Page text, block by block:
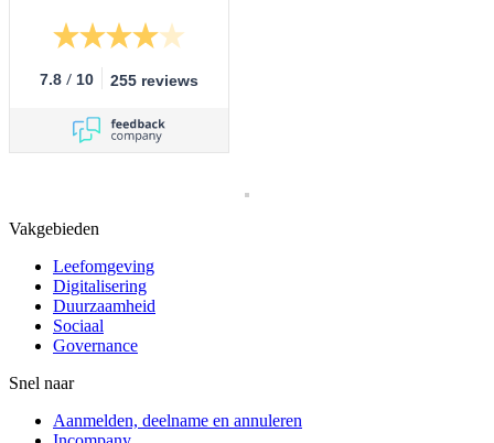
7.8 / 10 255 reviews
Vakgebieden
Leefomgeving
Digitalisering
Duurzaamheid
Sociaal
Governance
Snel naar
Aanmelden, deelname en annuleren